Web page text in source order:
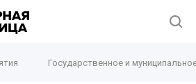
Государственное и